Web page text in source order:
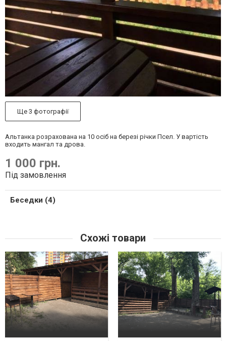
Ще 3 фотографії
Альтанка розрахована на 10 осіб на березі річки Псел. У вартість
входить мангал та дрова.
1 000 грн.
Під замовлення
Беседки (4)
Схожі товари